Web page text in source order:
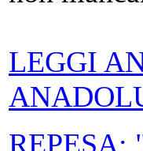
LEGGI
REPESA: